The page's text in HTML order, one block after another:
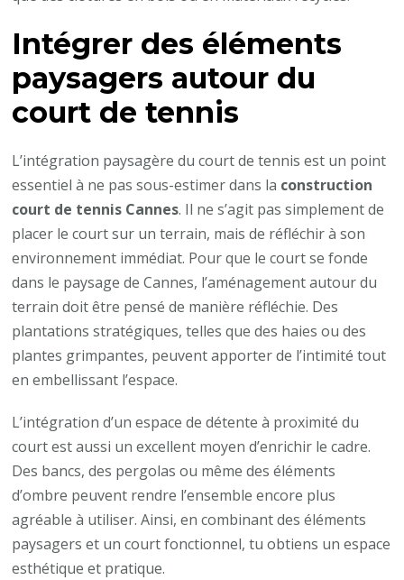
Intégrer des éléments
paysagers autour du
court de tennis
L’intégration paysagère du court de tennis est un point
essentiel à ne pas sous-estimer dans la construction
court de tennis Cannes. Il ne s’agit pas simplement de
placer le court sur un terrain, mais de réfléchir à son
environnement immédiat. Pour que le court se fonde
dans le paysage de Cannes, l’aménagement autour du
terrain doit être pensé de manière réfléchie. Des
plantations stratégiques, telles que des haies ou des
plantes grimpantes, peuvent apporter de l’intimité tout
en embellissant l’espace.
L’intégration d’un espace de détente à proximité du
court est aussi un excellent moyen d’enrichir le cadre.
Des bancs, des pergolas ou même des éléments
d’ombre peuvent rendre l’ensemble encore plus
agréable à utiliser. Ainsi, en combinant des éléments
paysagers et un court fonctionnel, tu obtiens un espace
esthétique et pratique.